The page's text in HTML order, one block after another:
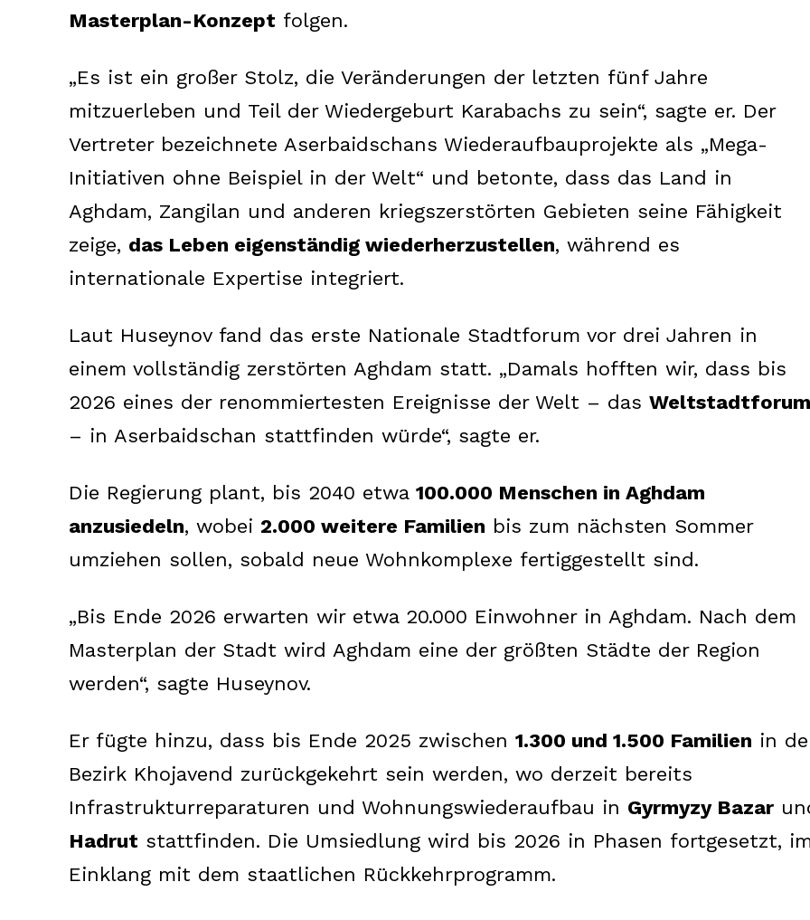
Magazine PRO
SUBSCRIBE NOW
About us
Masterplan-Konzept folgen.
„Es ist ein großer Stolz, die Veränderungen der letzten fünf Jahre
mitzuerleben und Teil der Wiedergeburt Karabachs zu sein“, sagte er. Der
Vertreter bezeichnete Aserbaidschans Wiederaufbauprojekte als „Mega-
Initiativen ohne Beispiel in der Welt“ und betonte, dass das Land in
Aghdam, Zangilan und anderen kriegszerstörten Gebieten seine Fähigkeit
zeige, das Leben eigenständig wiederherzustellen, während es
internationale Expertise integriert.
Laut Huseynov fand das erste Nationale Stadtforum vor drei Jahren in
einem vollständig zerstörten Aghdam statt. „Damals hofften wir, dass bis
2026 eines der renommiertesten Ereignisse der Welt – das Weltstadtforum
– in Aserbaidschan stattfinden würde“, sagte er.
Die Regierung plant, bis 2040 etwa 100.000 Menschen in Aghdam
anzusiedeln, wobei 2.000 weitere Familien bis zum nächsten Sommer
umziehen sollen, sobald neue Wohnkomplexe fertiggestellt sind.
„Bis Ende 2026 erwarten wir etwa 20.000 Einwohner in Aghdam. Nach dem
Masterplan der Stadt wird Aghdam eine der größten Städte der Region
werden“, sagte Huseynov.
Er fügte hinzu, dass bis Ende 2025 zwischen 1.300 und 1.500 Familien in
Bezirk Khojavend zurückgekehrt sein werden, wo derzeit bereits
Infrastrukturreparaturen und Wohnungswiederaufbau in Gyrmyzy Bazar
Hadrut stattfinden. Die Umsiedlung wird bis 2026 in Phasen fortgesetzt,
Einklang mit dem staatlichen Rückkehrprogramm.